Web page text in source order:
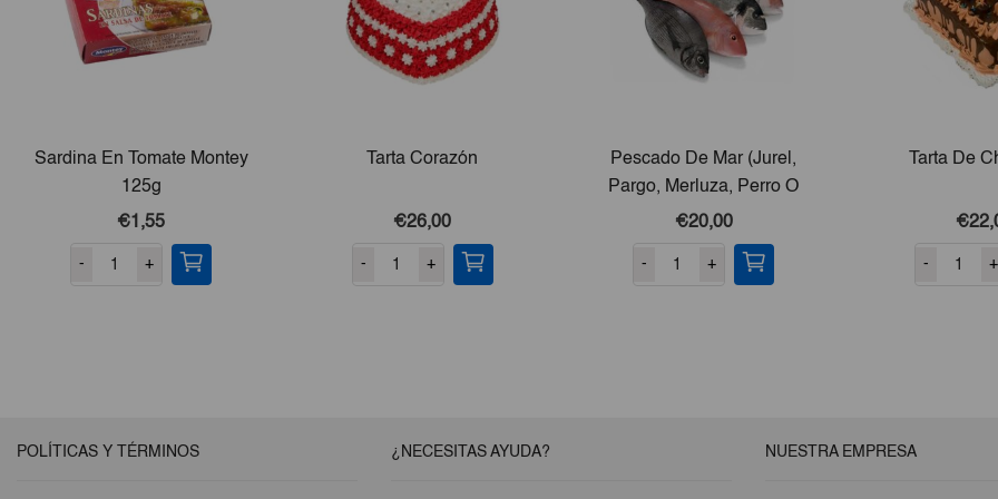
Sardina En Tomate Montey
125g
€1,55
- +
Tarta Corazón
€26,00
- +
Pescado De Mar (Jurel,
Pargo, Merluza, Perro O
Bonito) 10lb
€20,00
- +
Tarta De
- +
POLÍTICAS Y TÉRMINOS ¿NECESITAS AYUDA? NUESTRA EMPRESA